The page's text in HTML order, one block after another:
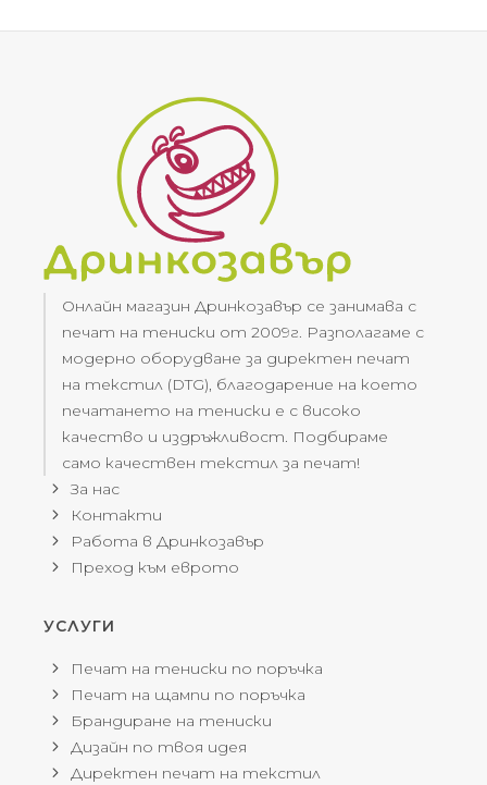
Онлайн магазин Дринкозавър се занимава с
печат на тениски от 2009г. Разполагаме с
модерно оборудване за директен печат
на текстил (DTG), благодарение на което
печатането на тениски е с високо
качество и издръжливост. Подбираме
само качествен текстил за печат!
За нас
Контакти
Работа в Дринкозавър
Преход към еврото
УСЛУГИ
Печат на тениски по поръчка
Печат на щампи по поръчка
Брандиране на тениски
Дизайн по твоя идея
Директен печат на текстил